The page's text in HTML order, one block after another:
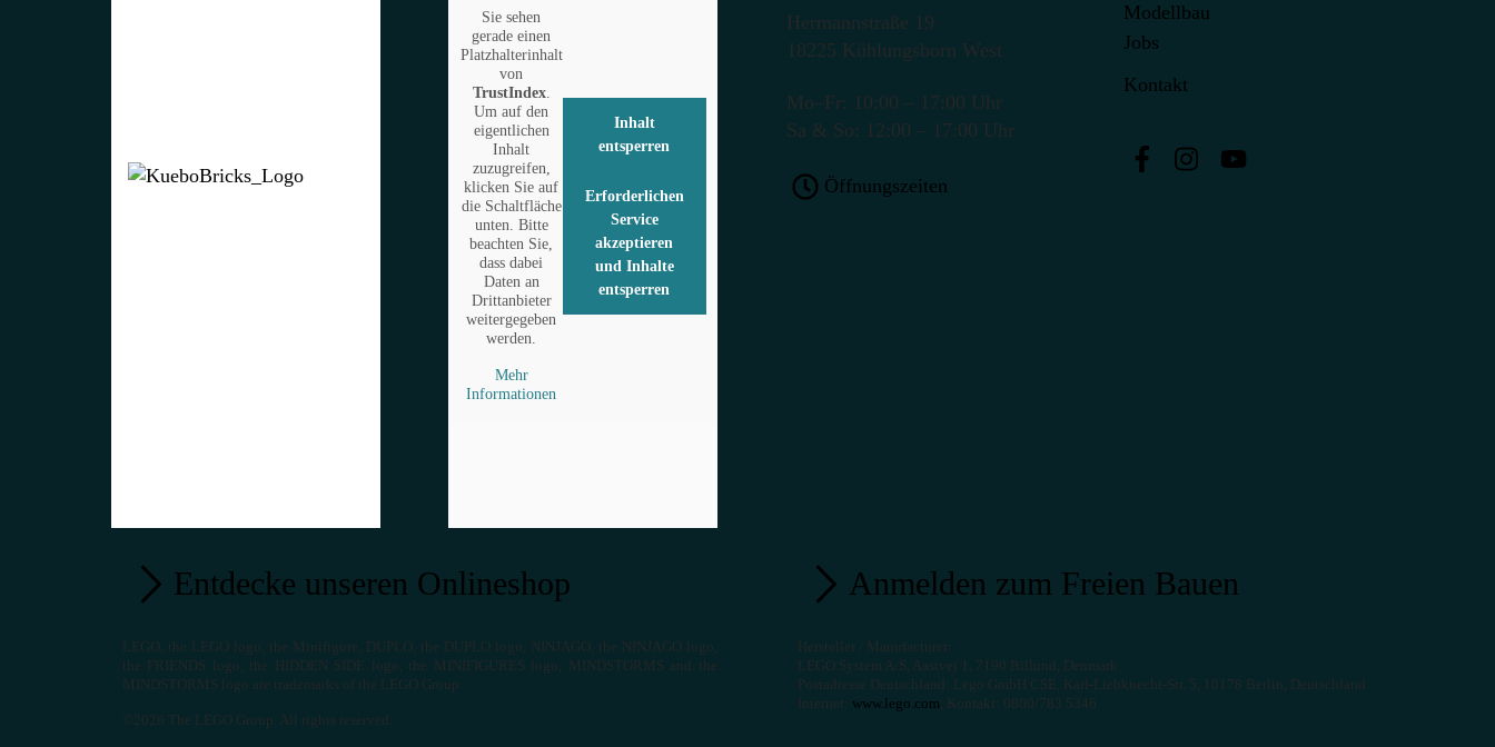
Sie sehen
gerade einen
Platzhalterinhalt
von
TrustIndex.
Um auf den
eigentlichen
Inhalt
zuzugreifen,
klicken Sie auf
die Schaltfläche
unten. Bitte
beachten Sie,
dass dabei
Daten an
Drittanbieter
weitergegeben
werden.
Mehr
Informationen
Inhalt
entsperren
Erforderlichen
Service
akzeptieren
und Inhalte
entsperren
Hermannstraße 19
18225 Kühlungsborn West
Mo–Fr: 10:00 – 17:00 Uhr
Sa & So: 12:00 – 17:00 Uhr
Öffnungszeiten
Modellbau
Jobs
Kontakt
Entdecke unseren Onlineshop Anmelden zum Freien Bauen
LEGO, the LEGO logo, the Minifigure, DUPLO, the DUPLO logo, NINJAGO, the NINJAGO logo,
the FRIENDS logo, the HIDDEN SIDE logo, the MINIFIGURES logo, MINDSTORMS and the
MINDSTORMS logo are trademarks of the LEGO Group.
2026 The LEGO Group. All rights reserved.
Hersteller / Manufacturer:
LEGO System A/S, Aastvej 1, 7190 Billund, Denmark
Postadresse Deutschland: Lego GmbH CSE, Karl-Liebknecht-Str. 5, 10178 Berlin, Deutschland
Internet: www.lego.com , Kontakt: 0800/783 5346